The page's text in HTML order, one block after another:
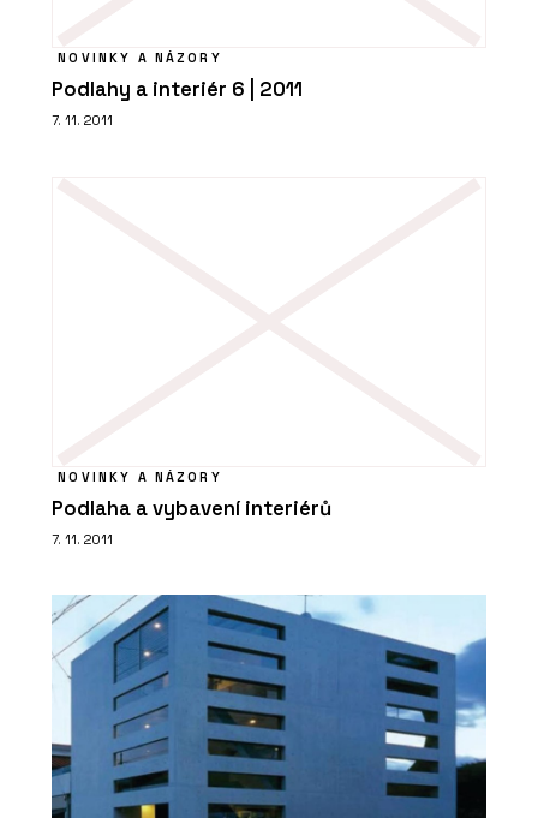
NOVINKY A NÁZORY
Podlahy a interiér 6 | 2011
7. 11. 2011
NOVINKY A NÁZORY
Podlaha a vybavení interiérů
7. 11. 2011